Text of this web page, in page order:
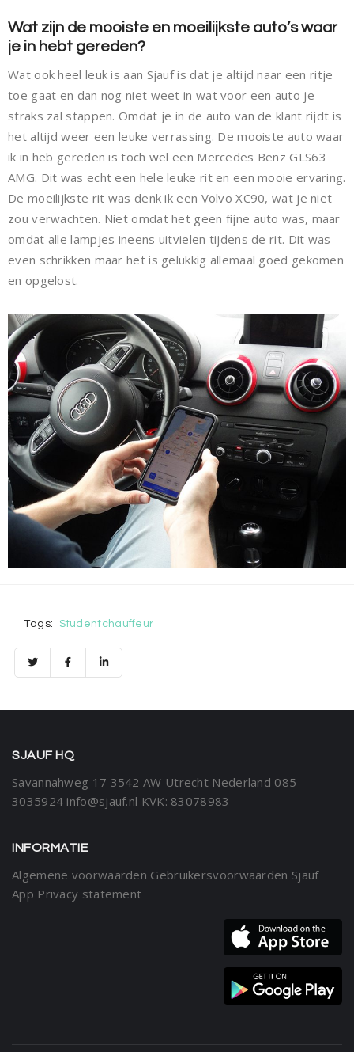
Wat zijn de mooiste en moeilijkste auto’s waar
je in hebt gereden?
Wat ook heel leuk is aan Sjauf is dat je altijd naar een ritje
toe gaat en dan nog niet weet in wat voor een auto je
straks zal stappen. Omdat je in de auto van de klant rijdt is
het altijd weer een leuke verrassing. De mooiste auto waar
ik in heb gereden is toch wel een Mercedes Benz GLS63
AMG. Dit was echt een hele leuke rit en een mooie ervaring.
De moeilijkste rit was denk ik een Volvo XC90, wat je niet
zou verwachten. Niet omdat het geen fijne auto was, maar
omdat alle lampjes ineens uitvielen tijdens de rit. Dit was
even schrikken maar het is gelukkig allemaal goed gekomen
en opgelost.
Tags: Studentchauffeur
SJAUF HQ
Savannahweg 17 3542 AW Utrecht Nederland 085-
3035924 info@sjauf.nl KVK: 83078983
INFORMATIE
Algemene voorwaarden Gebruikersvoorwaarden Sjauf
App Privacy statement